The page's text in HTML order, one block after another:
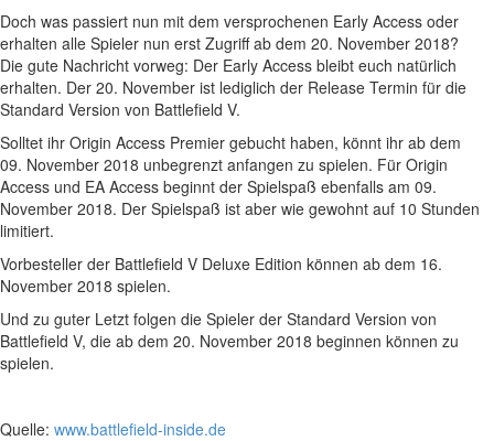
Doch was passiert nun mit dem versprochenen Early Access oder
erhalten alle Spieler nun erst Zugriff ab dem 20. November 2018?
Die gute Nachricht vorweg: Der Early Access bleibt euch natürlich
erhalten. Der 20. November ist lediglich der Release Termin für die
Standard Version von Battlefield V.
Solltet ihr Origin Access Premier gebucht haben, könnt ihr ab dem
09. November 2018 unbegrenzt anfangen zu spielen. Für Origin
Access und EA Access beginnt der Spielspaß ebenfalls am 09.
November 2018. Der Spielspaß ist aber wie gewohnt auf 10 Stunden
limitiert.
Vorbesteller der Battlefield V Deluxe Edition können ab dem 16.
November 2018 spielen.
Und zu guter Letzt folgen die Spieler der Standard Version von
Battlefield V, die ab dem 20. November 2018 beginnen können zu
spielen.
Quelle: www.battlefield-inside.de